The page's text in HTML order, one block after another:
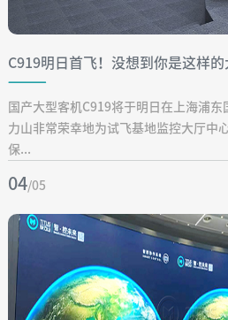
C919明日首飞！没想到你是这样的
国产大型客机C919将于明日在上海浦
力山非常荣幸地为试飞基地监控大厅中
保...
04/05